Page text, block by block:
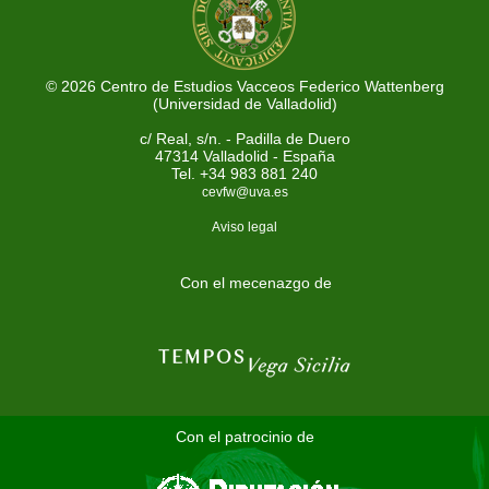
© 2026 Centro de Estudios Vacceos Federico Wattenberg
(Universidad de Valladolid)
c/ Real, s/n. - Padilla de Duero
47314 Valladolid - España
Tel. +34 983 881 240
cevfw@uva.es
Aviso legal
Con el mecenazgo de
Con el patrocinio de